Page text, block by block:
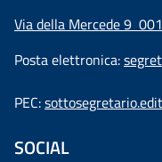
Via della Mercede 9
Posta elettronica:
PEC:
SOCIAL